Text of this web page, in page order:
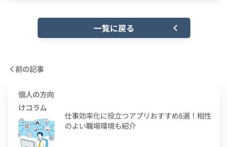
一覧に戻る
前の記事
個人の方向
けコラム
仕事効率化に役立つアプリおすすめ8選！相性
のよい職場環境も紹介